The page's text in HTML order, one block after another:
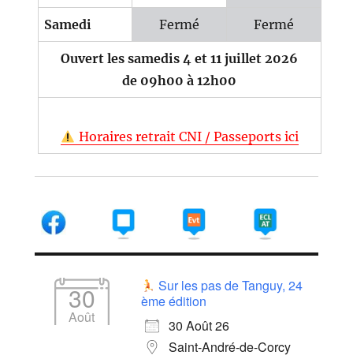
Samedi Fermé Fermé
Ouvert les samedis 4 et 11 juillet 2026
de 09h00 à 12h00
Horaires retrait CNI / Passeports ici
30
Août
Sur les pas de Tanguy, 24
ème édition
30 Août 26
Saint-André-de-Corcy